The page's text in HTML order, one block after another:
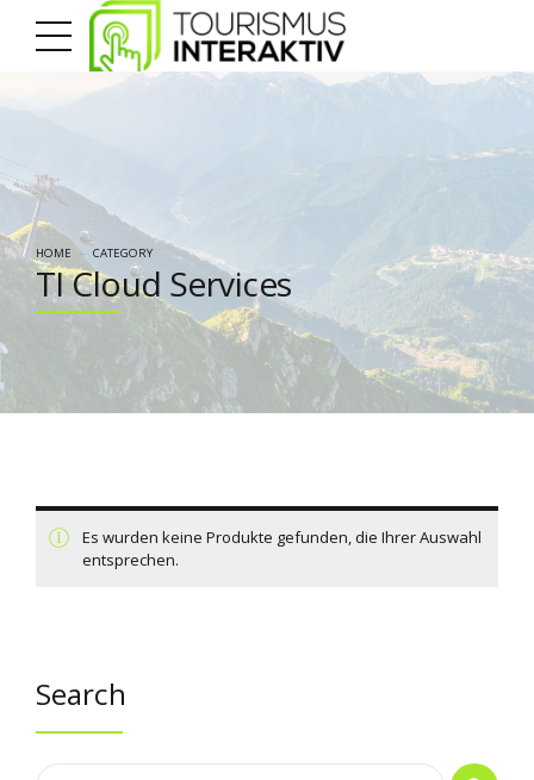
HOME CATEGORY
TI Cloud Services
Es wurden keine Produkte gefunden, die Ihrer Auswahl
entsprechen.
Search